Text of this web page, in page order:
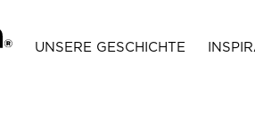
UNSERE GESCHICHTE